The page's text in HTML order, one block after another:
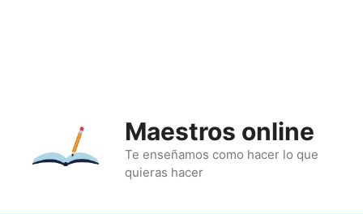
Maestros online
Te enseñamos como hacer lo que
quieras hacer